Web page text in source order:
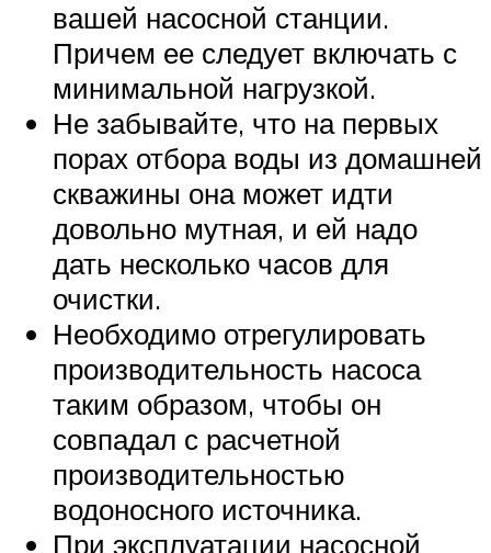
вашей насосной станции.
Причем ее следует включать с
минимальной нагрузкой.
Не забывайте, что на первых
порах отбора воды из домашней
скважины она может идти
довольно мутная, и ей надо
дать несколько часов для
очистки.
Необходимо отрегулировать
производительность насоса
таким образом, чтобы он
совпадал с расчетной
производительностью
водоносного источника.
При эксплуатации насосной